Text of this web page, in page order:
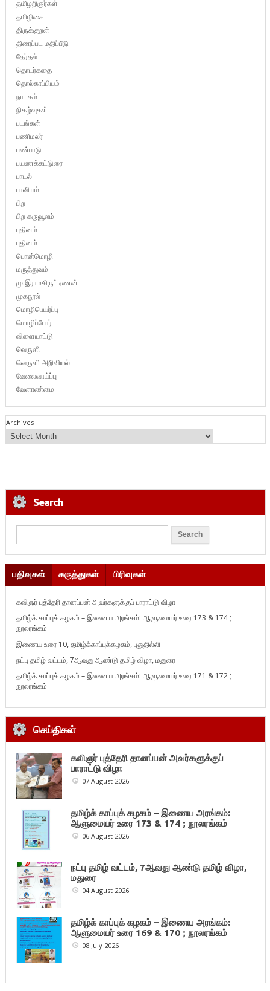
தமிழறிஞர்கள்
தமிழிசை
திருக்குறள்
திரைப்பட மதிப்பீடு
தேர்தல்
தொடர்கதை
தொல்காப்பியம்
நாடகம்
நிகழ்வுகள்
படங்கள்
பணிமலர்
பண்பாடு
பயணக்கட்டுரை
பாடல்
பாவியம்
பிற
பிற கருவூலம்
புதினம்
புதினம்
பொன்மொழி
மருத்துவம்
மு.இராமகிருட்டிணன்
முகநூல்
மொழிபெயர்ப்பு
மொழிப்போர்
விளையாட்டு
வெருளி
வெருளி அறிவியல்
வேலைவாய்ப்பு
வேளாண்மை
Archives
Search
பதிவுகள் கருத்துகள் பிரிவுகள்
கவிஞர் புத்தேரி தானப்பன் அவர்களுக்குப் பாராட்டு விழா
தமிழ்க் காப்புக் கழகம் – இணைய அரங்கம்: ஆளுமையர் உரை 173 & 174 ;
நூலரங்கம்
இணைய உரை 10, தமிழ்க்காப்புக்கழகம், புதுதில்லி
நட்பு தமிழ் வட்டம், 7ஆவது ஆண்டு தமிழ் விழா, மதுரை
தமிழ்க் காப்புக் கழகம் – இணைய அரங்கம்: ஆளுமையர் உரை 171 & 172 ;
நூலரங்கம்
செய்திகள்
கவிஞர் புத்தேரி தானப்பன் அவர்களுக்குப்
பாராட்டு விழா
07 August 2026
தமிழ்க் காப்புக் கழகம் – இணைய அரங்கம்:
ஆளுமையர் உரை 173 & 174 ; நூலரங்கம்
06 August 2026
நட்பு தமிழ் வட்டம், 7ஆவது ஆண்டு தமிழ் விழா,
மதுரை
04 August 2026
தமிழ்க் காப்புக் கழகம் – இணைய அரங்கம்:
ஆளுமையர் உரை 169 & 170 ; நூலரங்கம்
08 July 2026